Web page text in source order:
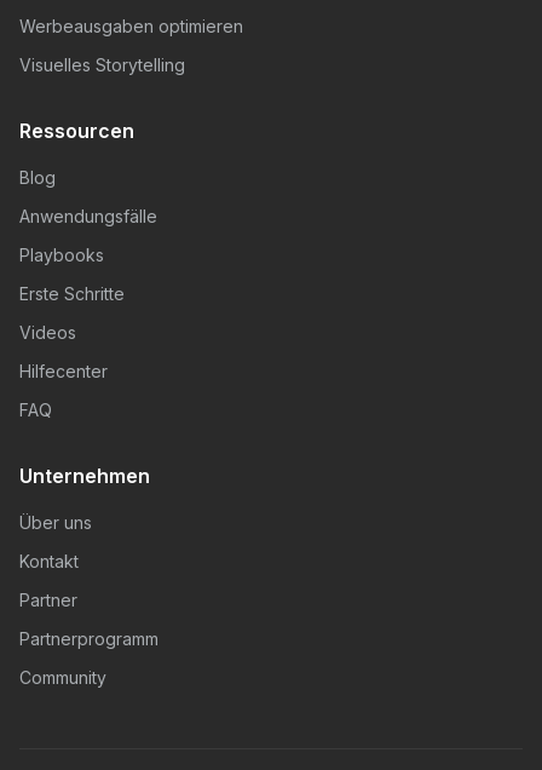
Werbeausgaben optimieren
Visuelles Storytelling
Ressourcen
Blog
Anwendungsfälle
Playbooks
Erste Schritte
Videos
Hilfecenter
FAQ
Unternehmen
Über uns
Kontakt
Partner
Partnerprogramm
Community